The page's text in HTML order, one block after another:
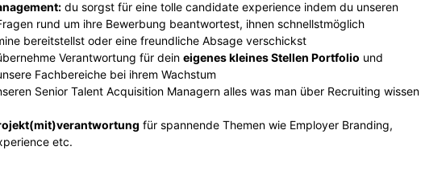
du sorgst für eine tolle candidate experience indem du unseren
rund um ihre Bewerbung beantwortest, ihnen schnellstmöglich
bereitstellst oder eine freundliche Absage verschickst
Verantwortung für dein eigenes kleines Stellen Portfolio und
Fachbereiche bei ihrem Wachstum
Senior Talent Acquisition Managern alles was man über Recruiting wissen
für spannende Themen wie Employer Branding,
etc.